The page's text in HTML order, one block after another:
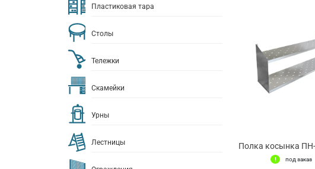
Пластиковая тара
Столы
Тележки
Скамейки
Урны
Лестницы Полка косынка
под заказ